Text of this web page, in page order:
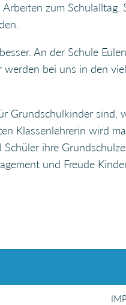
zum Schulalltag.
An der Schule
bei uns in den
Grundschulkinder sind,
Klassenlehrerin wird
ihre
und Freude